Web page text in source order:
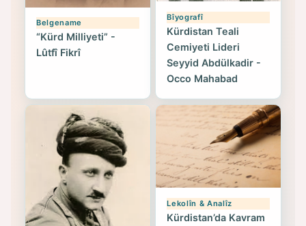
Belgename
“Kürd Milliyeti” -
Lûtfî Fikrî
Bîyografî
Kürdistan Teali
Cemiyeti Lideri
Seyyid Abdülkadir -
Occo Mahabad
Lekolîn & Analîz
Kürdistan’da Kavram